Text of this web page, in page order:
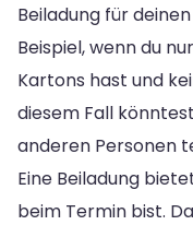
Beiladung für
Beispiel, wenn du
Kartons hast und
diesem Fall
anderen Personen
Eine Beiladung
beim Termin bist.